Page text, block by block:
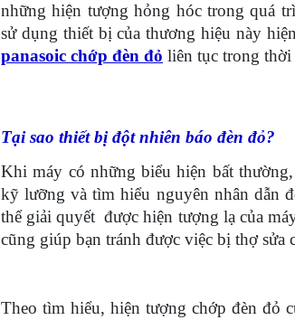
những hiện tượng hỏng hóc trong quá
sử dụng thiết bị của thương hiệu này
panasoic chớp đèn đỏ liên tục trong thời
Tại sao thiết bị đột nhiên báo đèn đỏ?
Khi máy có những biểu hiện bất
kỹ lưỡng và tìm hiểu nguyên nhân dẫn
thể giải quyết được hiện tượng lạ của
cũng giúp bạn tránh được việc bị thợ sửa
Theo tìm hiểu, hiện tượng chớp đèn đỏ